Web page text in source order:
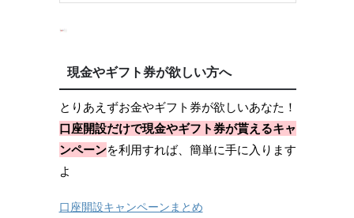
現金やギフト券が欲しい方へ
とりあえずお金やギフト券が欲しいあなた！
口座開設だけで現金やギフト券が貰えるキャ
ンペーンを利用すれば、簡単に手に入ります
よ
口座開設キャンペーンまとめ